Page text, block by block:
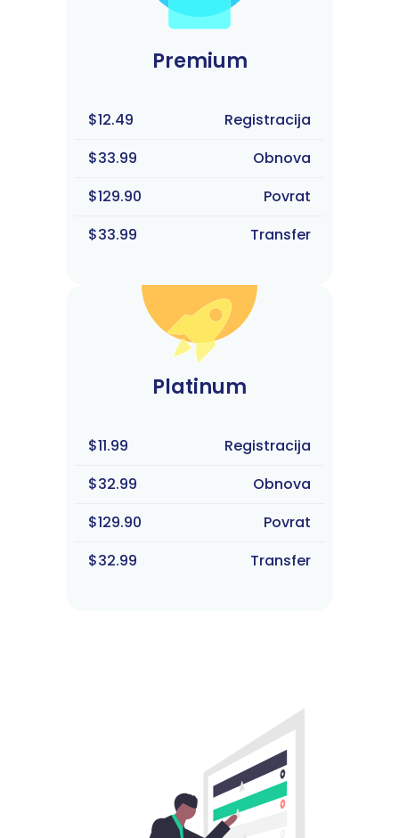
Premium
$12.49
Registracija
$33.99
Obnova
$129.90
Povrat
$33.99
Transfer
Platinum
$11.99
Registracija
$32.99
Obnova
$129.90
Povrat
$32.99
Transfer